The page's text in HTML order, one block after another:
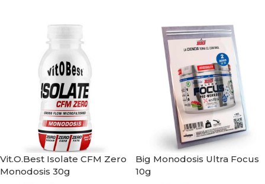
Vit.O.Best Isolate CFM Zero
Monodosis 30g
Big Monodosis Ultra Focus
10g